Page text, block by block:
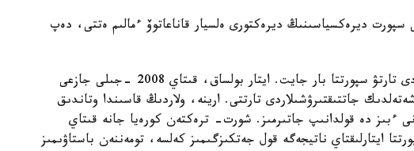
سپورت ديرەكسياسىنىڭ ديرەكتورى ەلسيار قاناعاتوۆ ءمالىم ەتتى، دەپ
«شەتەلدىك تاجىريبەلى جاتتىقتىرۋشىلاردى تارتۋ سپورتتا بار جايت. ايتار بولساق، قىتاي 2008 -جىلى جازعى
جاتتىقتىرۋشىلاردى تارتتى. ارينە، ولاردىڭ قاسىندا وتاندىق
ءبىز دە قولدانىپ جاتىرمىز. شورت- ترەكتەن كورەيا جانە قىتاي
ايتارلىقتاي ناتيجەگە قول جەتكىزگىمىز كەلسە، تومەننەن باستاۋىمىز